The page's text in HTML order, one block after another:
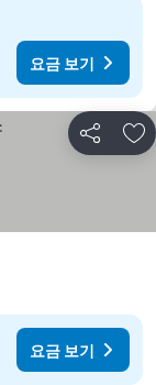
요금 보기
공유 즐
요금 보기